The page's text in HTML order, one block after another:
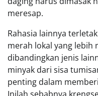
meresap.
Rahasia lainnya
merah lokal yang lebih
dibandingkan jenis
minyak dari sisa
penting dalam